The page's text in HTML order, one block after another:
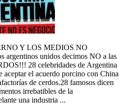
Y LOS MEDIOS NO
unidos decimos NO a las
28 celebridades de Argentina
aceptar el acuerdo porcino con China
de cerdos.28 famosos dicen
irrebatibles de la
una industria ...